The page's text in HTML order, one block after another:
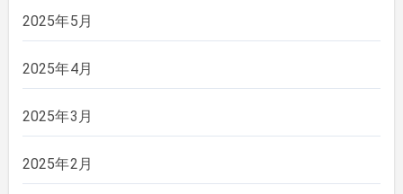
2025年5月
2025年4月
2025年3月
2025年2月